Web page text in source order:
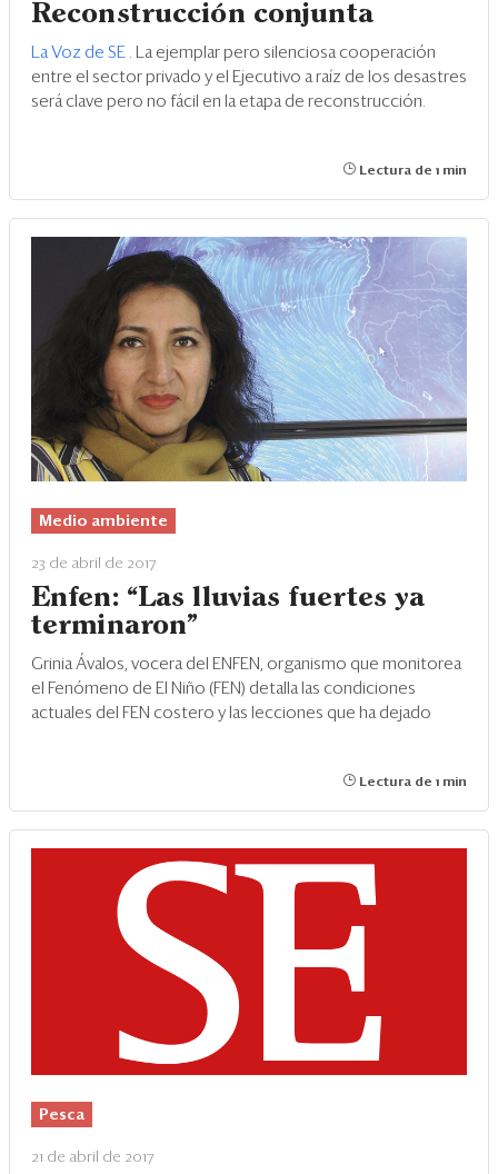
Reconstrucción conjunta
La Voz de SE
. La ejemplar pero silenciosa cooperación
entre el sector privado y el Ejecutivo a raíz de los desastres
será clave pero no fácil en la etapa de reconstrucción.
Lectura de 1 min
Medio ambiente
23 de abril de 2017
Enfen: “Las lluvias fuertes ya
terminaron”
Grinia Ávalos, vocera del ENFEN, organismo que monitorea
el Fenómeno de El Niño (FEN) detalla las condiciones
actuales del FEN costero y las lecciones que ha dejado
Lectura de 1 min
Pesca
21 de abril de 2017